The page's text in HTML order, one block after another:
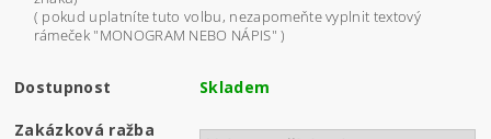
( pokud uplatníte tuto volbu, nezapomeňte vyplnit textový
rámeček "MONOGRAM NEBO NÁPIS" )
Dostupnost Skladem
Zakázková ražba